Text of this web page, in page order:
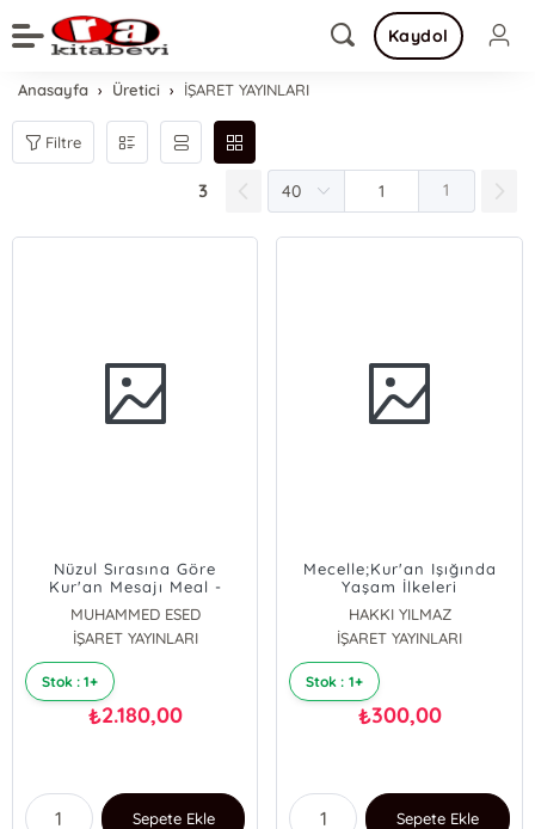
Kaydol
Anasayfa Üretici İŞARET YAYINLARI
Filtre
3 1
Nüzul Sırasına Göre
Kur'an Mesajı Meal -
Tefsir (Mushaflı, Arapça
Metinli, Orta Boy)
MUHAMMED ESED
İŞARET YAYINLARI
Stok : 1+
₺2.180,00
Sepete Ekle
Mecelle;Kur'an Işığında
Yaşam İlkeleri
HAKKI YILMAZ
İŞARET YAYINLARI
Stok : 1+
₺300,00
Sepete Ekle